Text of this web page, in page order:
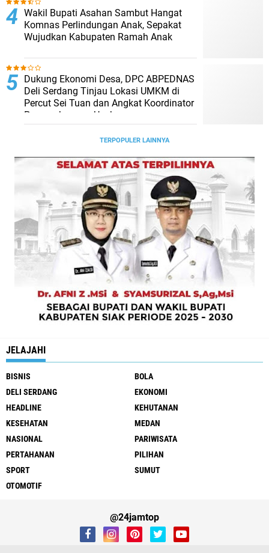
Wakil Bupati Asahan Sambut Hangat
Komnas Perlindungan Anak, Sepakat
Wujudkan Kabupaten Ramah Anak
Dukung Ekonomi Desa, DPC ABPEDNAS
Deli Serdang Tinjau Lokasi UMKM di
Percut Sei Tuan dan Angkat Koordinator
Pengembangan Usaha
TERPOPULER LAINNYA
JELAJAHI
BISNIS
BOLA
DELI SERDANG
EKONOMI
HEADLINE
KEHUTANAN
KESEHATAN
MEDAN
NASIONAL
PARIWISATA
PERTAHANAN
PILIHAN
SPORT
SUMUT
OTOMOTIF
@24jamtop